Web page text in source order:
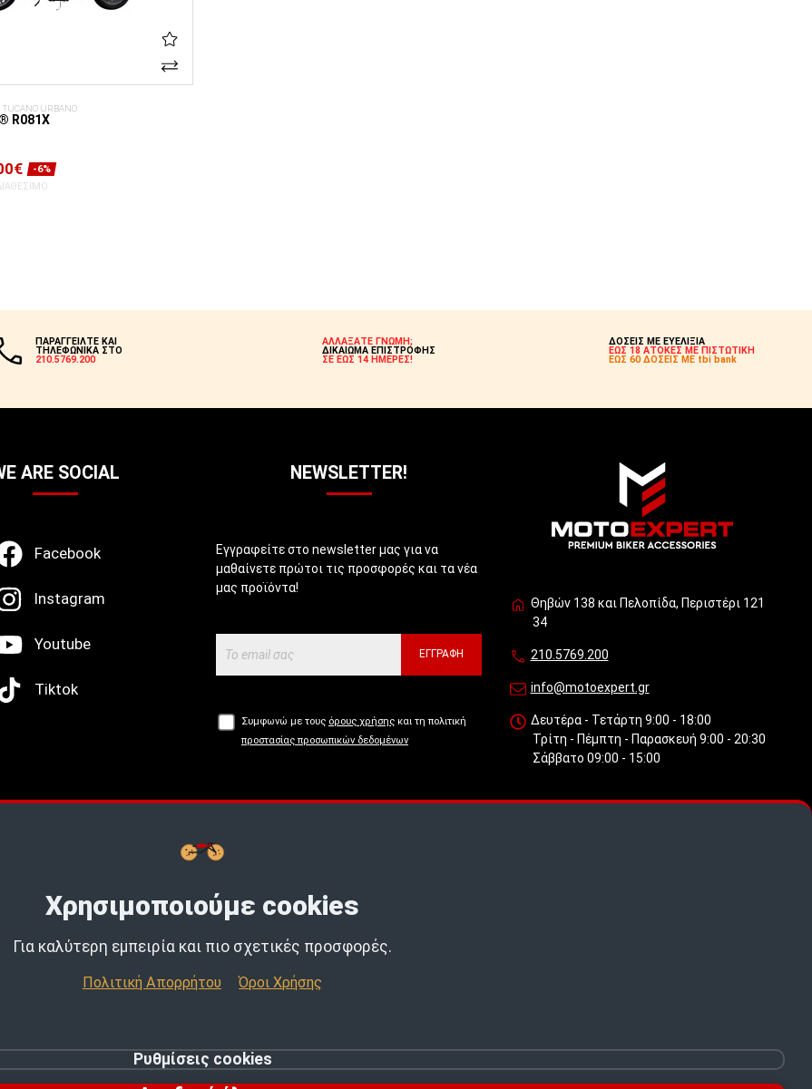
URBANO
R081X
-6%
ΠΑΡΑΓΓΕΙΛΤΕ ΚΑΙ
ΤΗΛΕΦΩΝΙΚΑ ΣΤΟ
210.5769.200
ΑΛΛΑΞΑΤΕ ΓΝΩΜΗ;
ΔΙΚΑΙΩΜΑ ΕΠΙΣΤΡΟΦΗΣ
ΣΕ ΕΩΣ 14 ΗΜΕΡΕΣ!
ΔΟΣΕΙΣ ΜΕ ΕΥΕΛΙΞΙΑ
ΕΩΣ 18 ΑΤΟΚΕΣ ΜΕ ΠΙΣΤΩΤΙΚΗ
ΕΩΣ 60 ΔΟΣΕΙΣ ΜΕ tbi bank
ARE SOCIAL
Facebook
Instagram
Youtube
Tiktok
NEWSLETTER!
Εγγραφείτε στο newsletter μας για να
μαθαίνετε πρώτοι τις προσφορές και τα νέα
μας προϊόντα!
ΕΓΓΡΑΦΉ
Συμφωνώ με τους όρους χρήσης και τη πολιτική
προστασίας προσωπικών δεδομένων
Θηβών 138 και Πελοπίδα, Περιστέρι 121
34
210.5769.200
info@motoexpert.gr
Δευτέρα - Τετάρτη 9:00 - 18:00
Τρίτη - Πέμπτη - Παρασκευή 9:00 - 20:30
Σάββατο 09:00 - 15:00
Buy now, Pay later με
© 2026 MotoExpert | All rights reserved.
Χρησιμοποιούμε cookies
Για καλύτερη εμπειρία και πιο σχετικές προσφορές.
Πολιτική Απορρήτου Όροι Χρήσης
Ρυθμίσεις cookies